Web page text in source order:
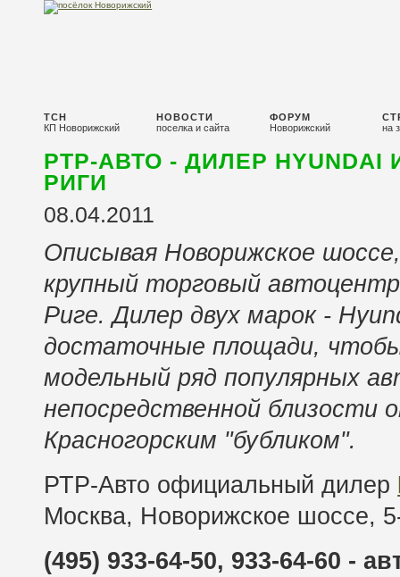
ТСН
КП Новорижский
НОВОСТИ
поселка и сайта
ФОРУМ
Новорижский
на
РТР-АВТО - ДИЛЕР HYUNDAI
РИГИ
08.04.2011
Описывая Новорижское
крупный торговый
Риге. Дилер двух марок -
достаточные площади,
модельный ряд популярных
непосредственной близости
Красногорским "бубликом".
РТР-Авто официальный дилер
Москва, Новорижское шоссе,
(495) 933-64-50, 933-64-60 -